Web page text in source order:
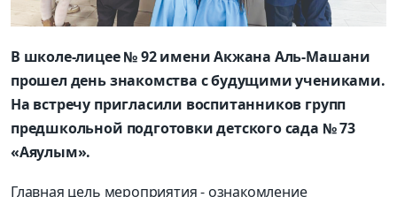
В школе-лицее № 92 имени Акжана Аль-Машани
прошел день знакомства с будущими учениками.
На встречу пригласили воспитанников групп
предшкольной подготовки детского сада № 73
«Аяулым».
Главная цель мероприятия - ознакомление